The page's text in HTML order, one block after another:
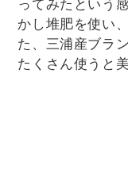
ってみたという
かし堆肥を使い
た、三浦産ブラ
たくさん使うと